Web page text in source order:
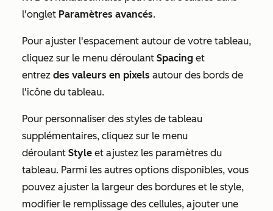
l'onglet Paramètres avancés.
Pour ajuster l'espacement autour de votre tableau,
cliquez sur le menu déroulant Spacing et
entrez des valeurs en pixels autour des bords de
l'icône du tableau.
Pour personnaliser des styles de tableau
supplémentaires, cliquez sur le menu
déroulant Style et ajustez les paramètres du
tableau. Parmi les autres options disponibles, vous
pouvez ajuster la largeur des bordures et le style,
modifier le remplissage des cellules, ajouter une